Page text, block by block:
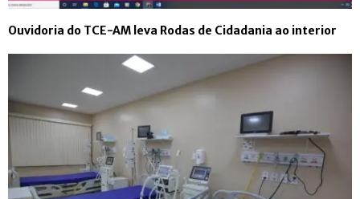
Ouvidoria do TCE-AM leva Rodas de Cidadania ao interior